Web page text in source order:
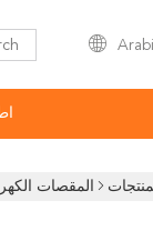
المقصات